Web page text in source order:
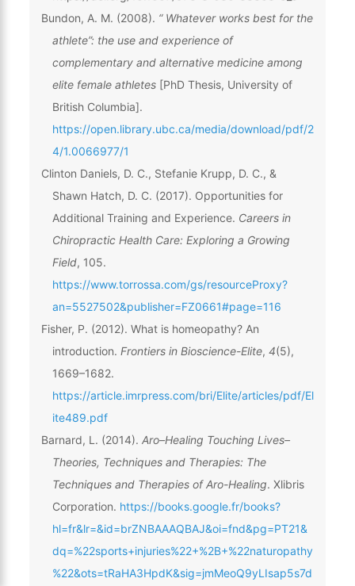
Bundon, A. M. (2008). “ Whatever works best for the
athlete”: the use and experience of
complementary and alternative medicine among
elite female athletes[PhD Thesis, University of
British Columbia].
https://open.library.ubc.ca/media/download/pdf/2
4/1.0066977/1
Clinton Daniels, D. C., Stefanie Krupp, D. C., &
Shawn Hatch, D. C. (2017). Opportunities for
Additional Training and Experience. Careers in
Chiropractic Health Care: Exploring a Growing
Field, 105.
https://www.torrossa.com/gs/resourceProxy?
an=5527502&publisher=FZ0661#page=116
Fisher, P. (2012). What is homeopathy? An
introduction. Frontiers in Bioscience-Elite, 4(5),
1669–1682.
https://article.imrpress.com/bri/Elite/articles/pdf/El
ite489.pdf
Barnard, L. (2014). Aro–Healing Touching Lives–
Theories, Techniques and Therapies: The
Techniques and Therapies of Aro-Healing. Xlibris
Corporation. https://books.google.fr/books?
hl=fr&lr=&id=brZNBAAAQBAJ&oi=fnd&pg=PT21&
dq=%22sports+injuries%22+%2B+%22naturopathy
%22&ots=tRaHA3HpdK&sig=jmMeoQ9yLIsap5s7d